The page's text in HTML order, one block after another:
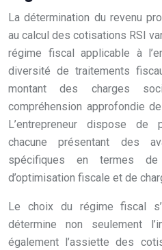
La détermination du revenu
au calcul des cotisations RSI
régime fiscal applicable à
diversité de traitements
montant des charges
compréhension approfondie
L’entrepreneur dispose de
chacune présentant des
spécifiques en termes de
d’optimisation fiscale et de
Le choix du régime fiscal
détermine non seulement
également l’assiette des